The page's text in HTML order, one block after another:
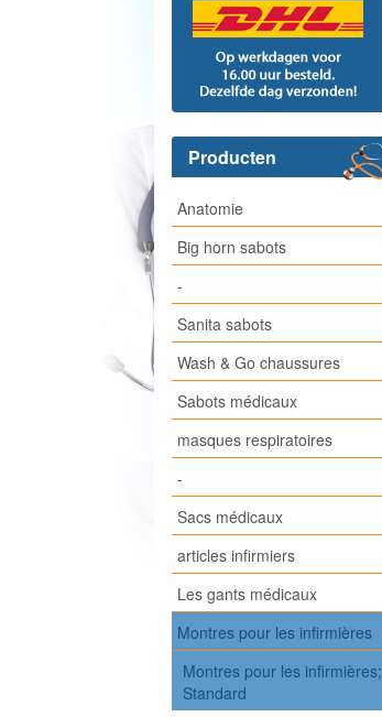
Producten
Anatomie
Big horn sabots
-
Sanita sabots
Wash & Go chaussures
Sabots médicaux
masques respiratoires
-
Sacs médicaux
articles infirmiers
Les gants médicaux
Montres pour les infirmières
Montres pour les infirmières;
Standard